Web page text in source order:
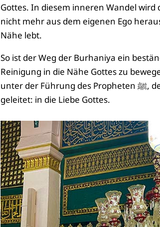
Gottes. In diesem inneren Wandel
nicht mehr aus dem eigenen Ego
Nähe lebt.
So ist der Weg der Burhaniya ein
Reinigung in die Nähe Gottes zu
unter der Führung des Propheten ﷺ, der das Licht ist, das den Menschen zu ihrem Ziel
geleitet: in die Liebe Gottes.